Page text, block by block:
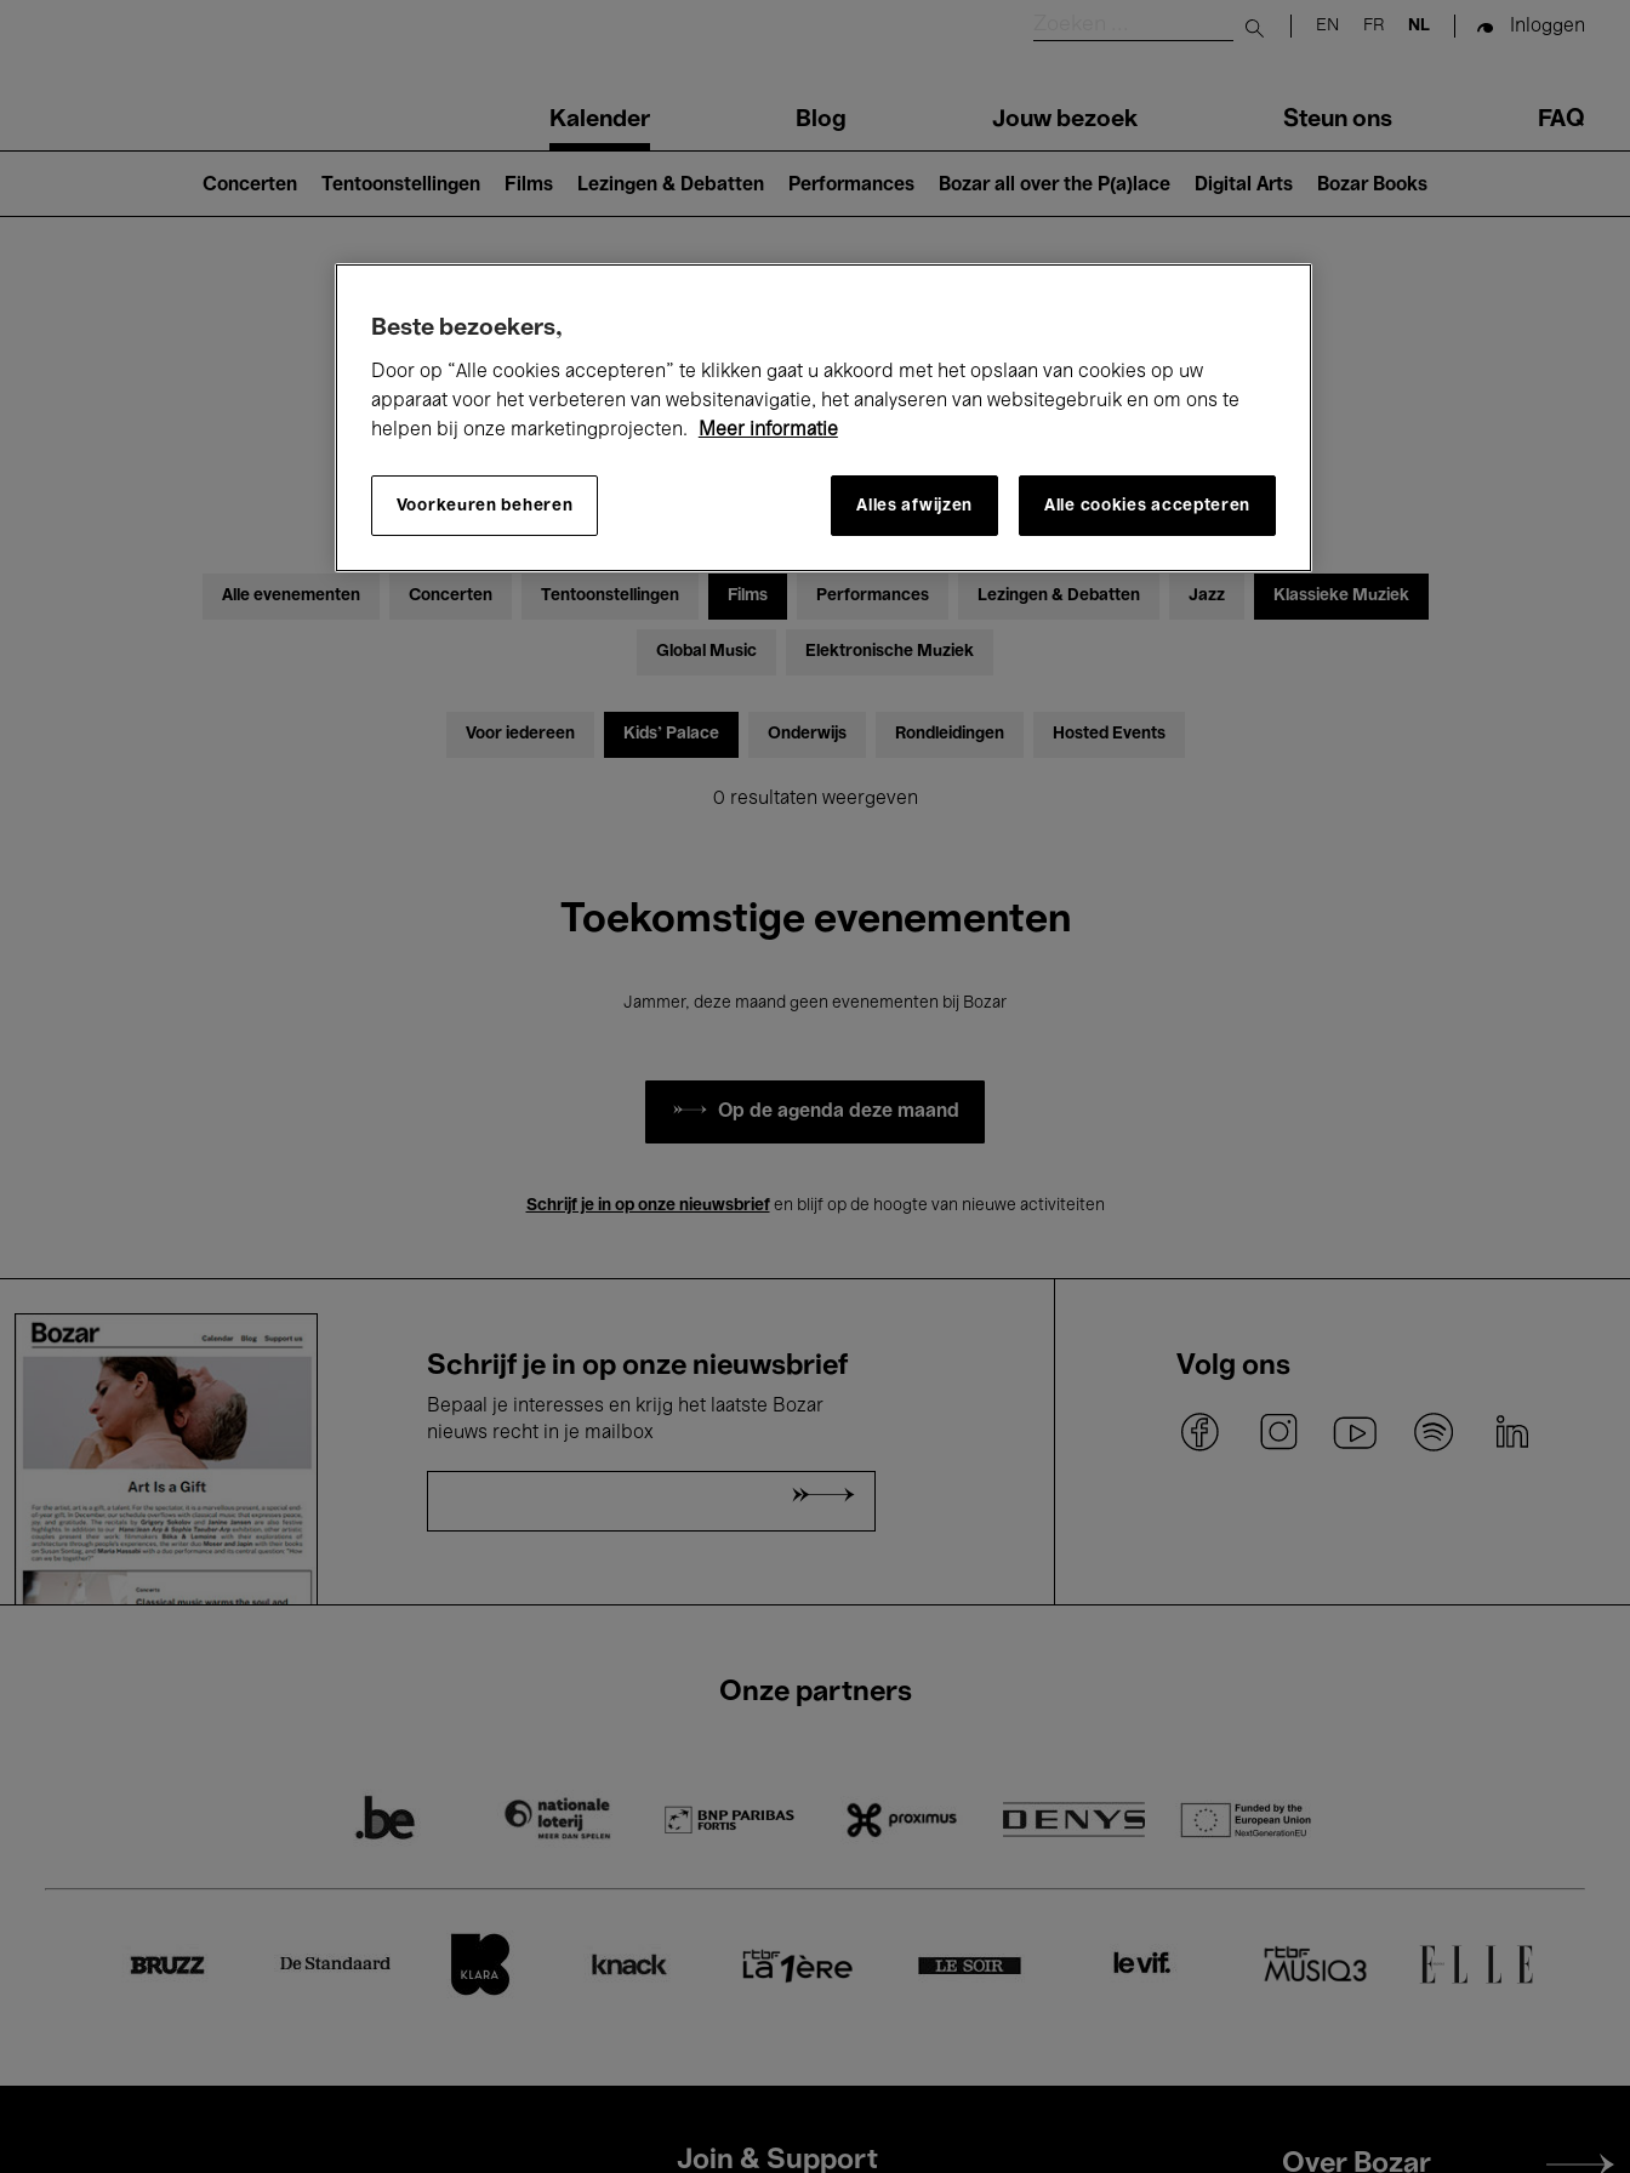
Submit search
EN FR NL Inloggen
navigationKalender Blog Jouw bezoek Steun ons FAQ
2)
Concerten Tentoonstellingen Films Lezingen & Debatten Performances Bozar all over the P(a)lace Digital Arts Bozar Books
Alle evenementen Concerten Tentoonstellingen Films Performances Lezingen & Debatten Jazz Klassieke Muziek
Global Music Elektronische Muziek
Voor iedereen Kids’ Palace Onderwijs Rondleidingen Hosted Events
0 resultaten weergeven
Toekomstige evenementen
Jammer, deze maand geen evenementen bij Bozar
Op de agenda deze maand
Schrijf je in op onze nieuwsbriefen blijf op de hoogte van nieuwe activiteiten
Schrijf je in op onze nieuwsbrief
Bepaal je interesses en krijg het laatste Bozar
nieuws recht in je mailbox
Volg ons
Onze partners
Join & Support
Footer
Over Bozar
Beste bezoekers,
Door op “Alle cookies accepteren” te klikken gaat u akkoord met het opslaan van cookies op uw
apparaat voor het verbeteren van websitenavigatie, het analyseren van websitegebruik en om ons te
helpen bij onze marketingprojecten.
Meer informatie
Voorkeuren beheren Alles afwijzen Alle cookies accepteren